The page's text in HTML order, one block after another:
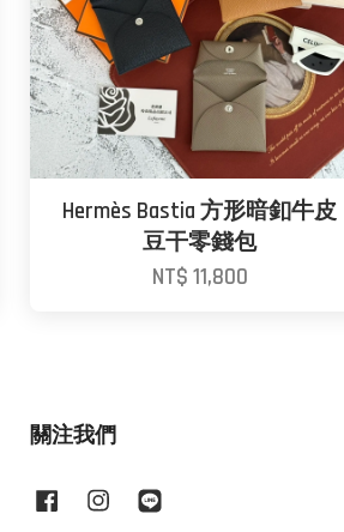
Hermès Bastia 方形暗釦牛皮
豆干零錢包
NT$ 11,800
關注我們
FacebookInstagram